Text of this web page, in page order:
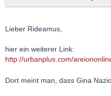
Lieber Rideamus,
hier ein weiterer Link:
http://urbanplus.com/
Dort meint man, dass Gina